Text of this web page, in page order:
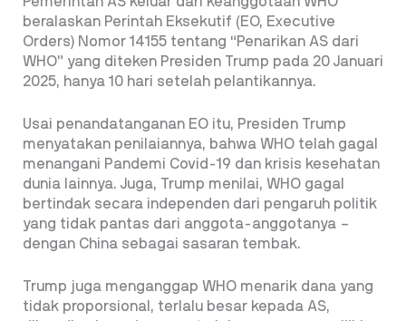
beralaskan Perintah Eksekutif (EO, Executive
Orders) Nomor 14155 tentang “Penarikan AS dari
WHO” yang diteken Presiden Trump pada 20 Januari
2025, hanya 10 hari setelah pelantikannya.
Usai penandatanganan EO itu, Presiden Trump
menyatakan penilaiannya, bahwa WHO telah gagal
menangani Pandemi Covid-19 dan krisis kesehatan
dunia lainnya. Juga, Trump menilai, WHO gagal
bertindak secara independen dari pengaruh politik
yang tidak pantas dari anggota-anggotanya –
dengan China sebagai sasaran tembak.
Trump juga menganggap WHO menarik dana yang
tidak proporsional, terlalu besar kepada AS,